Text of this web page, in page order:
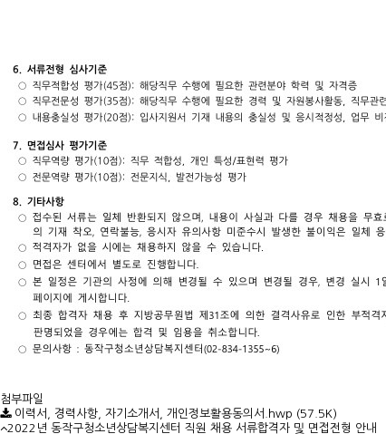
첨부파일
이력서, 경력사항, 자기소개서, 개인정보활용동의서.hwp (57.5K)
2022년 동작구청소년상담복지센터 직원 채용 서류합격자 및 면접전형 안내